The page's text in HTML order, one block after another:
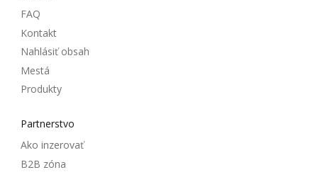
FAQ
Kontakt
Nahlásiť obsah
Mestá
Produkty
Partnerstvo
Ako inzerovať
B2B zóna